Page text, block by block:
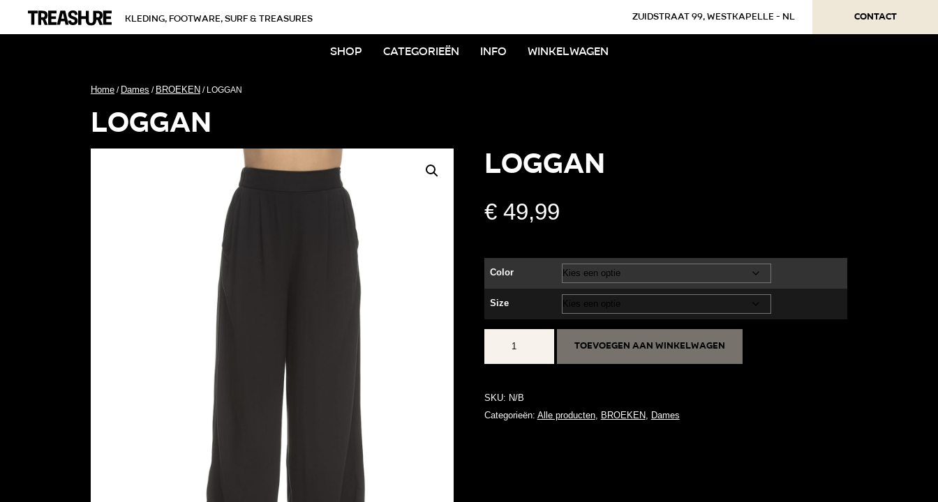
kleding, footware, surf & treasures Zuidstraat 99, Westkapelle - NL Contact
Shop Categorieën Info Winkelwagen
Home / Dames / BROEKEN / LOGGAN
loggan
LOGGAN
€49,99
Color
Size
Toevoegen aan winkelwagen
SKU: N/B
Categorieën: Alle producten, BROEKEN, Dames